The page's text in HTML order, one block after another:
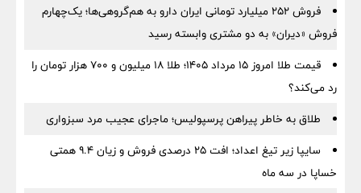
فروش ۲۵۲ میلیارد تومانی ایران دارو به هم‌گروهی‌ها؛ یک‌چهارم
فروش «دیران» به دو مشتری وابسته رسید
قیمت طلا امروز ۱۵ مرداد ۱۴۰۵؛ طلا ۱۸ میلیون و ۷۰۰ هزار تومان را
رد می‌کند؟
طلاق به خاطر پیراهن پرسپولیس؛ ماجرای عجیب مرد سبزواری
سایپا زیر تیغ اعداد؛ افت ۲۵ درصدی فروش و زیان ۹.۴ همتی
خساپا در سه ماه